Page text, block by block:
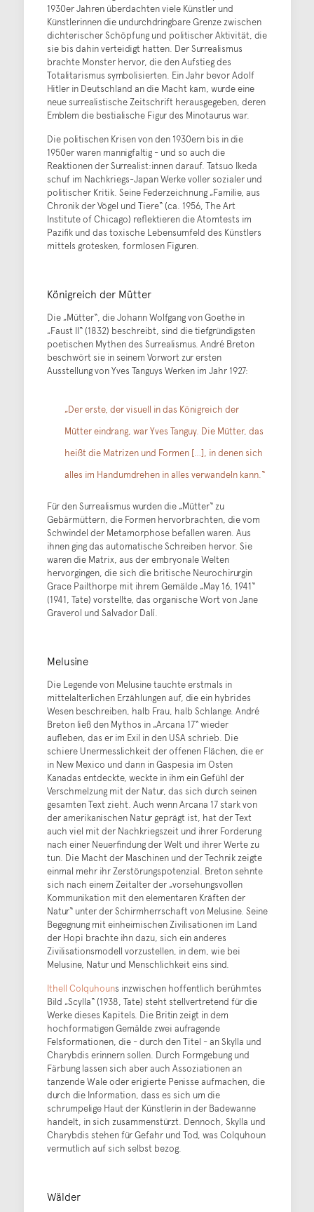
1930er Jahren überdachten viele Künstler und
Künstlerinnen die undurchdringbare Grenze zwischen
dichterischer Schöpfung und politischer Aktivität, die
sie bis dahin verteidigt hatten. Der Surrealismus
brachte Monster hervor, die den Aufstieg des
Totalitarismus symbolisierten. Ein Jahr bevor Adolf
Hitler in Deutschland an die Macht kam, wurde eine
neue surrealistische Zeitschrift herausgegeben, deren
Emblem die bestialische Figur des Minotaurus war.
Die politischen Krisen von den 1930ern bis in die
1950er waren mannigfaltig - und so auch die
Reaktionen der Surrealist:innen darauf. Tatsuo Ikeda
schuf im Nachkriegs-Japan Werke voller sozialer und
politischer Kritik. Seine Federzeichnung „Familie, aus
Chronik der Vögel und Tiere“ (ca. 1956, The Art
Institute of Chicago) reflektieren die Atomtests im
Pazifik und das toxische Lebensumfeld des Künstlers
mittels grotesken, formlosen Figuren.
Königreich der Mütter
Die „Mütter“, die Johann Wolfgang von Goethe in
„Faust II“ (1832) beschreibt, sind die tiefgründigsten
poetischen Mythen des Surrealismus. André Breton
beschwört sie in seinem Vorwort zur ersten
Ausstellung von Yves Tanguys Werken im Jahr 1927:
„Der erste, der visuell in das Königreich der
Mütter eindrang, war Yves Tanguy. Die Mütter, das
heißt die Matrizen und Formen […], in denen sich
alles im Handumdrehen in alles verwandeln kann.“
Für den Surrealismus wurden die „Mütter“ zu
Gebärmüttern, die Formen hervorbrachten, die vom
Schwindel der Metamorphose befallen waren. Aus
ihnen ging das automatische Schreiben hervor. Sie
waren die Matrix, aus der embryonale Welten
hervorgingen, die sich die britische Neurochirurgin
Grace Pailthorpe mit ihrem Gemälde „May 16, 1941“
(1941, Tate) vorstellte, das organische Wort von Jane
Graverol und Salvador Dalí.
Melusine
Die Legende von Melusine tauchte erstmals in
mittelalterlichen Erzählungen auf, die ein hybrides
Wesen beschreiben, halb Frau, halb Schlange. André
Breton ließ den Mythos in „Arcana 17“ wieder
aufleben, das er im Exil in den USA schrieb. Die
schiere Unermesslichkeit der offenen Flächen, die er
in New Mexico und dann in Gaspesia im Osten
Kanadas entdeckte, weckte in ihm ein Gefühl der
Verschmelzung mit der Natur, das sich durch seinen
gesamten Text zieht. Auch wenn Arcana 17 stark von
der amerikanischen Natur geprägt ist, hat der Text
auch viel mit der Nachkriegszeit und ihrer Forderung
nach einer Neuerfindung der Welt und ihrer Werte zu
tun. Die Macht der Maschinen und der Technik zeigte
einmal mehr ihr Zerstörungspotenzial. Breton sehnte
sich nach einem Zeitalter der „vorsehungsvollen
Kommunikation mit den elementaren Kräften der
Natur“ unter der Schirmherrschaft von Melusine. Seine
Begegnung mit einheimischen Zivilisationen im Land
der Hopi brachte ihn dazu, sich ein anderes
Zivilisationsmodell vorzustellen, in dem, wie bei
Melusine, Natur und Menschlichkeit eins sind.
Ithell Colquhouns inzwischen hoffentlich berühmtes
Bild „Scylla“ (1938, Tate) steht stellvertretend für die
Werke dieses Kapitels. Die Britin zeigt in dem
hochformatigen Gemälde zwei aufragende
Felsformationen, die - durch den Titel - an Skylla und
Charybdis erinnern sollen. Durch Formgebung und
Färbung lassen sich aber auch Assoziationen an
tanzende Wale oder erigierte Penisse aufmachen, die
durch die Information, dass es sich um die
schrumpelige Haut der Künstlerin in der Badewanne
handelt, in sich zusammenstürzt. Dennoch, Skylla und
Charybdis stehen für Gefahr und Tod, was Colquhoun
vermutlich auf sich selbst bezog.
Wälder